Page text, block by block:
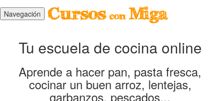
Navegación
Tu escuela de cocina online
Aprende a hacer pan, pasta fresca,
cocinar un buen arroz, lentejas,
garbanzos, pescados...